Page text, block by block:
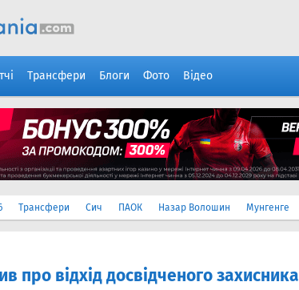
Трансфери Блоги Фото Відео
Трансфери Сич ПАОК Назар Волошин Мунгенге
про відхід досвідченого захисника